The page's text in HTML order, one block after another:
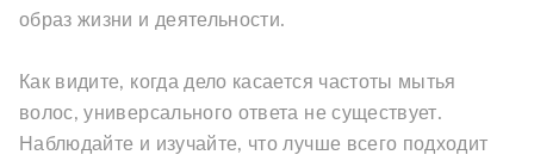
образ жизни и деятельности.
Как видите, когда дело касается частоты мытья
волос, универсального ответа не существует.
Наблюдайте и изучайте, что лучше всего подходит